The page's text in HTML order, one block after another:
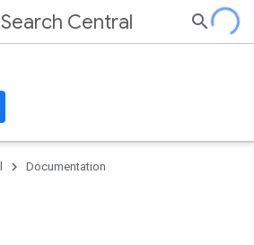
Search Central
Documentation